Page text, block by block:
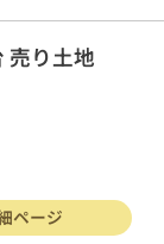
売り土地
ページ
質問
方針